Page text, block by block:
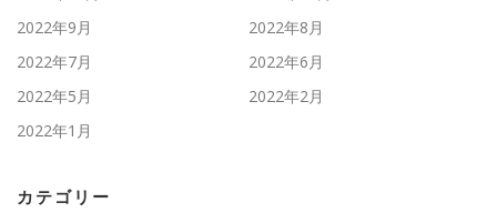
2022年9月
2022年8月
2022年7月
2022年6月
2022年5月
2022年2月
2022年1月
カテゴリー